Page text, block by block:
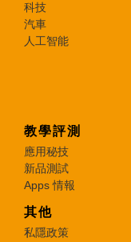
科技
汽車
人工智能
教學評測
應用秘技
新品測試
Apps 情報
其他
私隱政策